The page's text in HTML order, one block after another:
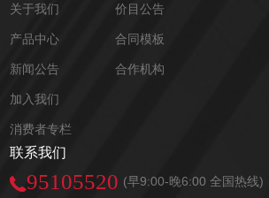
关于我们
产品中心
新闻公告
加入我们
消费者专栏
价目公告
合同模板
合作机构
联系我们
95105520 (早9:00-晚6:00 全国热线)